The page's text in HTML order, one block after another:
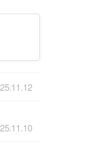
25.11.12
25.11.10